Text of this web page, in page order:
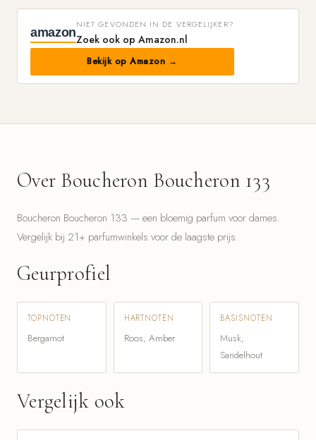
amazon
NIET GEVONDEN IN DE VERGELIJKER?
Zoek ook op Amazon.nl
Bekijk op Amazon →
Over Boucheron Boucheron 133
Boucheron Boucheron 133 — een bloemig parfum voor dames.
Vergelijk bij 21+ parfumwinkels voor de laagste prijs.
Geurprofiel
TOPNOTEN
Bergamot
HARTNOTEN
Roos, Amber
BASISNOTEN
Musk,
Sandelhout
Vergelijk ook